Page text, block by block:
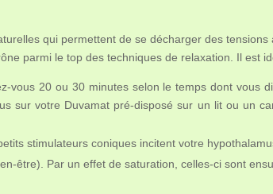
qui permettent de se décharger des
parmi le top des techniques de relaxation. Il est
vous 20 ou 30 minutes selon le temps dont vous
sur votre Duvamat pré-disposé sur un lit ou un
stimulateurs coniques incitent votre
être). Par un effet de saturation, celles-ci sont